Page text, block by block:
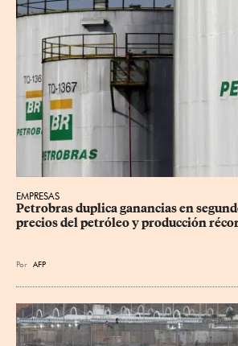
EMPRESAS
Petrobras duplica ganancias en
precios del petróleo y producción
Por AFP